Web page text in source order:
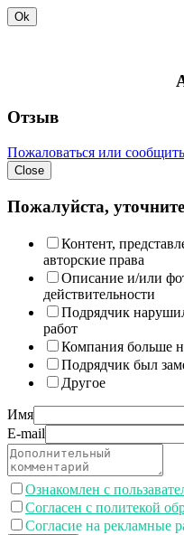
Ok
Отзыв
Пожаловаться или
Close
Пожалуйста,
Контент,
авторские права
Описание и/или
действительности
Подрядчик
работ
Компания больше
Подрядчик был
Другое
Имя
E-mail
Ознакомлен с
Согласен с политекой
Согласие на рекламные